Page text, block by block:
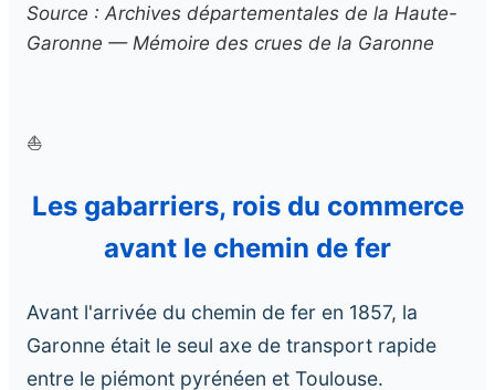
Source : Archives départementales de la Haute-
Garonne — Mémoire des crues de la Garonne
⛵
Les gabarriers, rois du commerce
avant le chemin de fer
Avant l'arrivée du chemin de fer en 1857, la
Garonne était le seul axe de transport rapide
entre le piémont pyrénéen et Toulouse.